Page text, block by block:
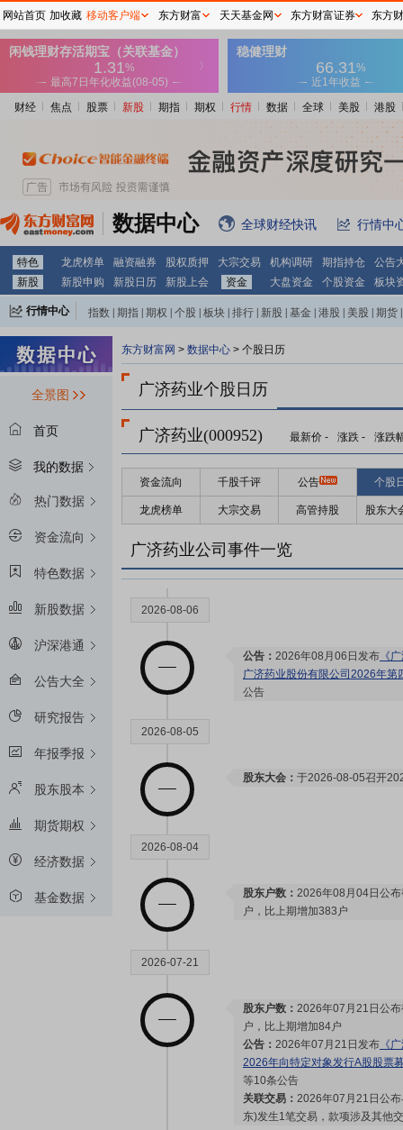
财经 焦点 股票 新股 期指 期权 行情 数据 全球 美股 港股
数据中心 全球财经快讯 行情中
特色 龙虎榜单 融资融券 股权质押 大宗交易 机构调研 期指持仓
公告
新股
新股申购 新股日历 新股上会 资金 大盘资金 个股资金 板块
行情中心 指数 期指 期权 个股 板块 排行 新股 基金 港股 美股 期货
全景图
首页
我的数据
热门数据
资金流向
特色数据
新股数据
沪深港通
公告大全
研究报告
年报季报
股东股本
期货期权
经济数据
基金数据
东方财富网 > 数据中心 > 个股日历
广济药业个股日历
广济药业(000952) 最新价 - 涨跌 - 涨跌
资金流向 千股千评 公告 个股
龙虎榜单 大宗交易 高管持股 股东大
广济药业公司事件一览
2026-08-28
预约披露日：
2026-08-06
公告： 2026年08月06日发布 《
广济药业股份有限公司2026年第
公告
2026-08-05
股东大会： 于2026-08-05召开
2026-08-04
股东户数： 2026年08月04日公
户，比上期增加383户
2026-07-21
股东户数： 2026年07月21日公
户，比上期增加84户
公告： 2026年07月21日发布 《
2026年向特定对象发行A股股票
等10条公告
关联交易： 2026年07月21日公
东)发生1笔交易，款项涉及其他
网站首页 加收藏 移动客户端 东方财富 天天基金网 东方财富证券 东方